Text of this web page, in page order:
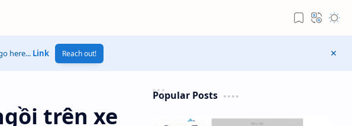
here... Link Reach out!
trên xe
Popular Posts